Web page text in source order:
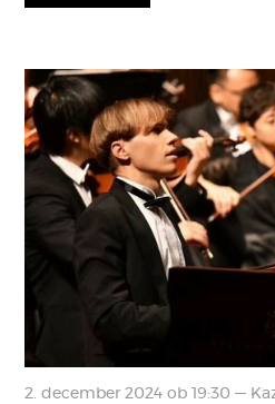
2. december 2024 ob 19:30 —